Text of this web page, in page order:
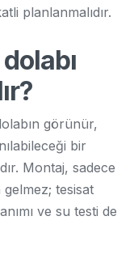
planlanmalıdır.
görünür,
bir
Montaj, sadece
gelmez; tesisat
ve su testi de